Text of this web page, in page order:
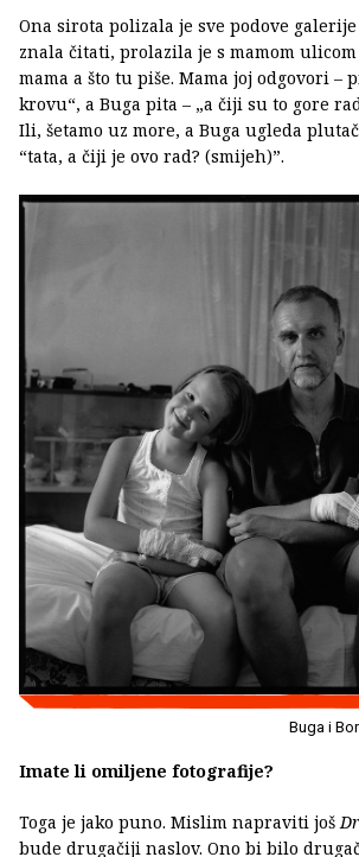
Ona sirota polizala je sve podove galerije
znala čitati, prolazila je s mamom
mama a što tu piše. Mama joj odgovori –
krovu“, a Buga pita – „a čiji su to gore
Ili, šetamo uz more, a Buga ugleda
“tata, a čiji je ovo rad? (smijeh)”.
Buga i
Imate li omiljene fotografije?
Toga je jako puno. Mislim napraviti još
bude drugačiji naslov. Ono bi bilo